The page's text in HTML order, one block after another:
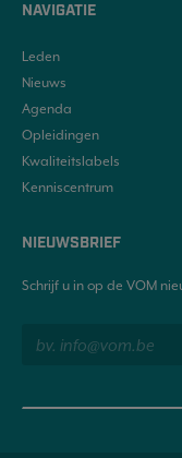
NAVIGATIE
Leden
Nieuws
Agenda
Opleidingen
Kwaliteitslabels
Kenniscentrum
NIEUWSBRIEF
Schrijf u in op de VOM